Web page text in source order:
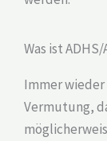
Was ist ADHS/
Immer
Vermutung,